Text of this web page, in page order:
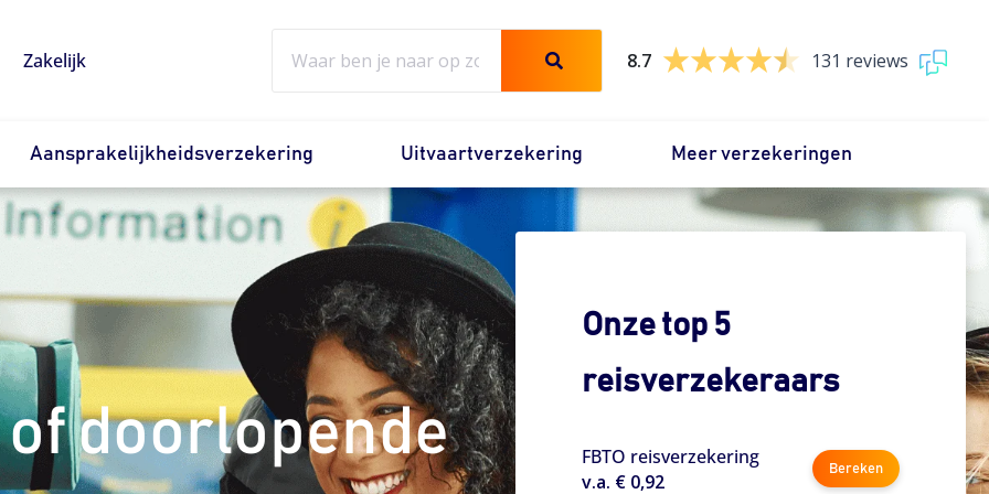
Zakelijk
8.7
131 reviews
Aansprakelijkheidsverzekering Uitvaartverzekering Meer verzekeringen
doorlopende
Onze top 5
reisverzekeraars
FBTO reisverzekering
v.a. € 0,92
Bereken